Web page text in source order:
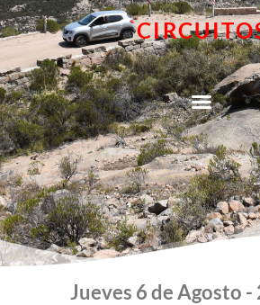
Jueves 6 de Agosto -